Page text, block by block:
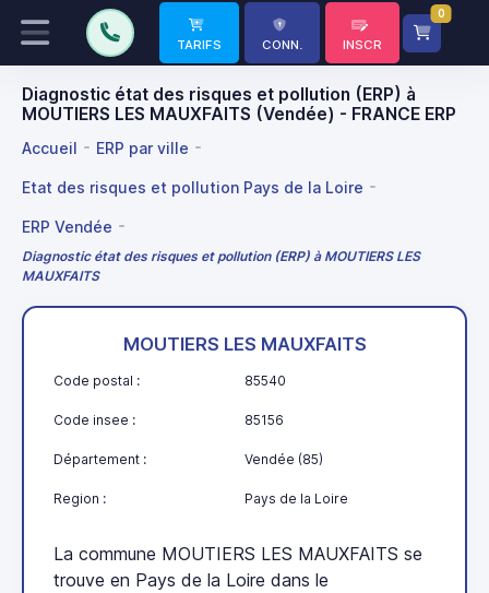
TARIFS CONN. INSCR
0
Diagnostic état des risques et pollution (ERP) à
MOUTIERS LES MAUXFAITS (Vendée) - FRANCE ERP
Accueil ERP par ville
Etat des risques et pollution Pays de la Loire
ERP Vendée
Diagnostic état des risques et pollution (ERP) à MOUTIERS LES
MAUXFAITS
MOUTIERS LES MAUXFAITS
Code postal : 85540
Code insee : 85156
Département : Vendée (85)
Region : Pays de la Loire
La commune MOUTIERS LES MAUXFAITS se
trouve en Pays de la Loire dans le